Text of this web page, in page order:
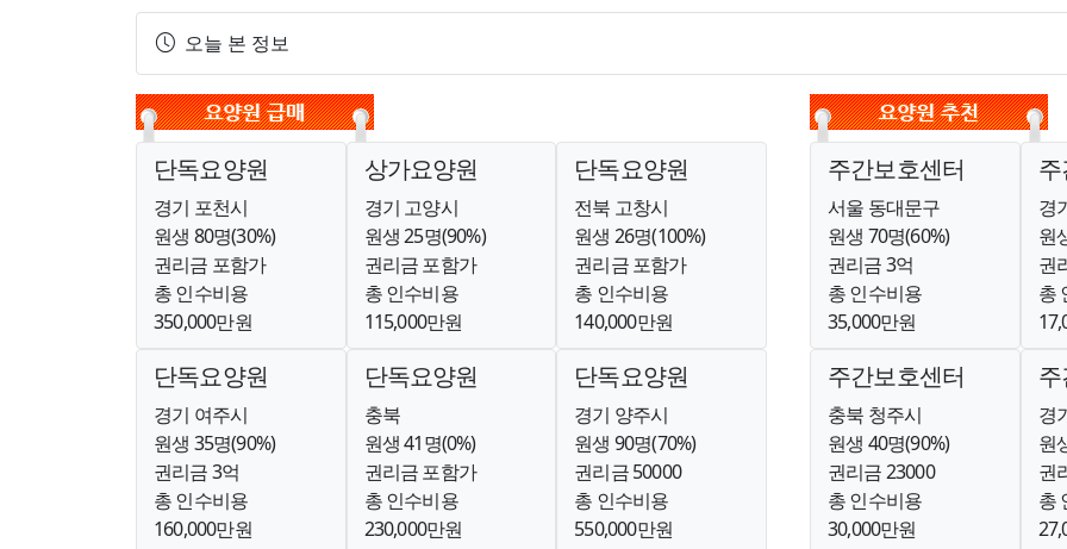
오늘 본 정보
단독요양원
경기 포천시
원생 80명(30%)
권리금 포함가
총 인수비용
350,000만원
상가요양원
경기 고양시
원생 25명(90%)
권리금 포함가
총 인수비용
115,000만원
단독요양원
전북 고창시
원생 26명(100%)
권리금 포함가
총 인수비용
140,000만원
단독요양원
경기 여주시
원생 35명(90%)
권리금 3억
총 인수비용
160,000만원
단독요양원
충북
원생 41명(0%)
권리금 포함가
총 인수비용
230,000만원
단독요양원
경기 양주시
원생 90명(70%)
권리금 50000
총 인수비용
550,000만원
주간보호센터
서울 동대문구
원생 70명(60%)
권리금 3억
총 인수비용
35,000만원
경
원
권
총
주간보호센터
충북 청주시
원생 40명(90%)
권리금 23000
총 인수비용
30,000만원
경
원
권
총